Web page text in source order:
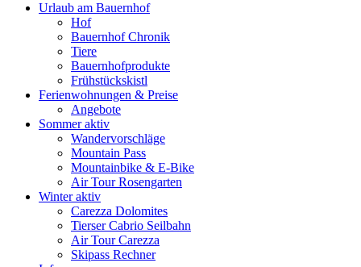
Urlaub am Bauernhof
Hof
Bauernhof Chronik
Tiere
Bauernhofprodukte
Frühstückskistl
Ferienwohnungen & Preise
Angebote
Sommer aktiv
Wandervorschläge
Mountain Pass
Mountainbike & E-Bike
Air Tour Rosengarten
Winter aktiv
Carezza Dolomites
Tierser Cabrio Seilbahn
Air Tour Carezza
Skipass Rechner